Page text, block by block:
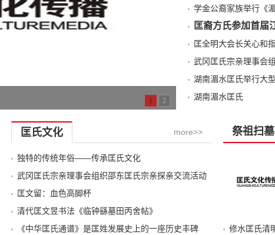
1 2
匡裔方氏参加首届
武冈匡氏宗亲理事会
湖南湄水匡氏举行大
湖南湄水匡氏
more>>
匡氏文化
独特的传统年俗——传承匡氏文化
武冈匡氏宗亲理事会组织邵东匡氏宗亲探亲交流活动
匡文留：血色高脚杯
清代匡文昱书法《临钟繇墓田丙舍帖》
《中华匡氏通谱》是匡姓发展史上的一座历史丰碑
祭祖扫墓
修水匡氏清